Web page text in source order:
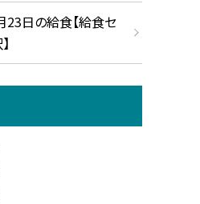
日の給食【給食セ